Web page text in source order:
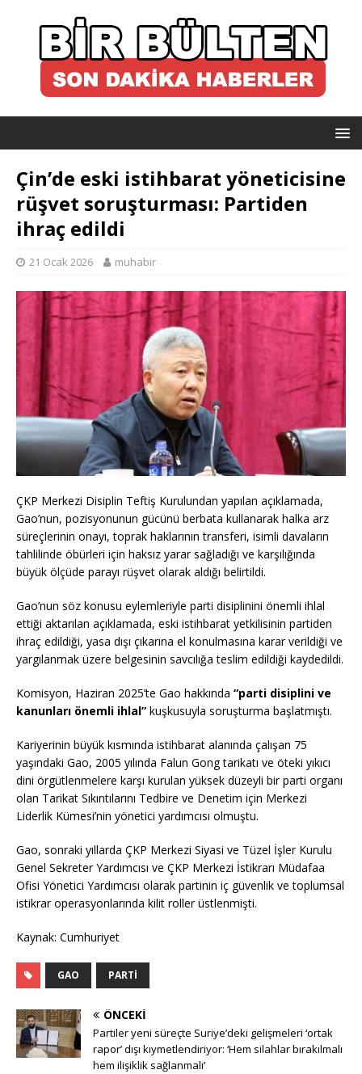
Çin’de eski istihbarat yöneticisine
rüşvet soruşturması: Partiden
ihraç edildi
21 Ocak 2026 muhabir
ÇKP Merkezi Disiplin Teftiş Kurulundan yapılan açıklamada,
Gao’nun, pozisyonunun gücünü berbata kullanarak halka arz
süreçlerinin onayı, toprak haklarının transferi, isimli davaların
tahlilinde öbürleri için haksız yarar sağladığı ve karşılığında
büyük ölçüde parayı rüşvet olarak aldığı belirtildi.
Gao’nun söz konusu eylemleriyle parti disiplinini önemli ihlal
ettiği aktarılan açıklamada, eski istihbarat yetkilisinin partiden
ihraç edildiği, yasa dışı çıkarına el konulmasına karar verildiği ve
yargılanmak üzere belgesinin savcılığa teslim edildiği kaydedildi.
Komisyon, Haziran 2025’te Gao hakkında “parti disiplini ve
kanunları önemli ihlal” kuşkusuyla soruşturma başlatmıştı.
Kariyerinin büyük kısmında istihbarat alanında çalışan 75
yaşındaki Gao, 2005 yılında Falun Gong tarikatı ve öteki yıkıcı
dini örgütlenmelere karşı kurulan yüksek düzeyli bir parti organı
olan Tarikat Sıkıntılarını Tedbire ve Denetim için Merkezi
Liderlik Kümesi’nin yönetici yardımcısı olmuştu.
Gao, sonraki yıllarda ÇKP Merkezi Siyasi ve Tüzel İşler Kurulu
Genel Sekreter Yardımcısı ve ÇKP Merkezi İstikrarı Müdafaa
Ofisi Yönetici Yardımcısı olarak partinin iç güvenlik ve toplumsal
istikrar operasyonlarında kilit roller üstlenmişti.
Kaynak: Cumhuriyet
GAO PARTI
ÖNCEKI
Partiler yeni süreçte Suriye’deki gelişmeleri ‘ortak
rapor’ dışı kıymetlendiriyor: ‘Hem silahlar bırakılmalı
hem ilişiklik sağlanmalı’